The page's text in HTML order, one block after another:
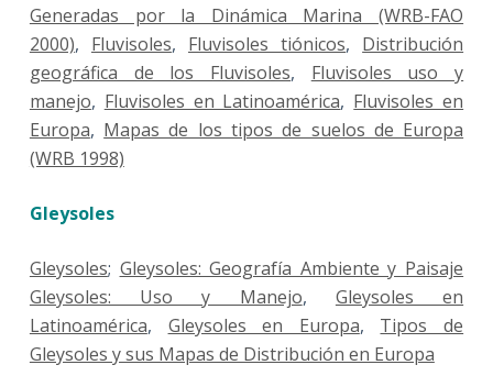
Generadas por la Dinámica Marina (WRB-FAO
2000), Fluvisoles, Fluvisoles tiónicos, Distribución
geográfica de los Fluvisoles, Fluvisoles uso y
manejo, Fluvisoles en Latinoamérica, Fluvisoles en
Europa, Mapas de los tipos de suelos de Europa
(WRB 1998)
Gleysoles
Gleysoles; Gleysoles: Geografía Ambiente y Paisaje
Gleysoles: Uso y Manejo, Gleysoles en
Latinoamérica, Gleysoles en Europa, Tipos de
Gleysoles y sus Mapas de Distribución en Europa